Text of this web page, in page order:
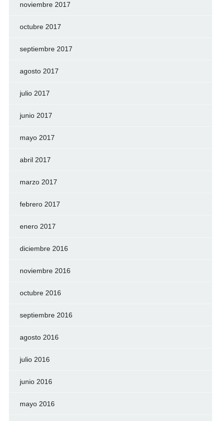
noviembre 2017
octubre 2017
septiembre 2017
agosto 2017
julio 2017
junio 2017
mayo 2017
abril 2017
marzo 2017
febrero 2017
enero 2017
diciembre 2016
noviembre 2016
octubre 2016
septiembre 2016
agosto 2016
julio 2016
junio 2016
mayo 2016